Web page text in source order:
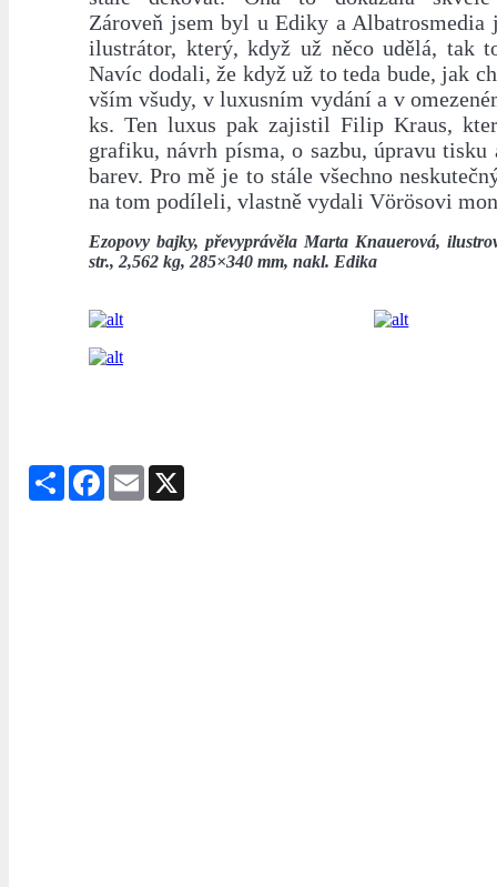
Zároveň jsem byl u Ediky a Albatrosmedia
ilustrátor, který, když už něco udělá, tak
Navíc dodali, že když už to teda bude, jak
vším všudy, v luxusním vydání a v
ks. Ten luxus pak zajistil Filip Kraus,
grafiku, návrh písma, o sazbu, úpravu tisku
barev. Pro mě je to stále všechno
na tom podíleli, vlastně vydali Vörösovi
Ezopovy bajky, převyprávěla Marta Knauerová,
str., 2,562 kg, 285×340 mm, nakl. Edika
Share Facebook
Email